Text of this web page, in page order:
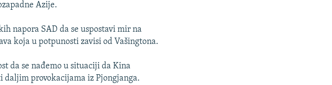
Azije.
napora SAD da se uspostavi mir na
koja u potpunosti zavisi od Vašingtona.
da se nađemo u situaciji da Kina
daljim provokacijama iz Pjongjanga.